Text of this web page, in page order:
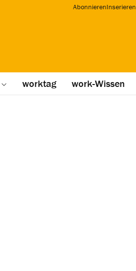
AbonnierenInserieren
worktag work-Wissen